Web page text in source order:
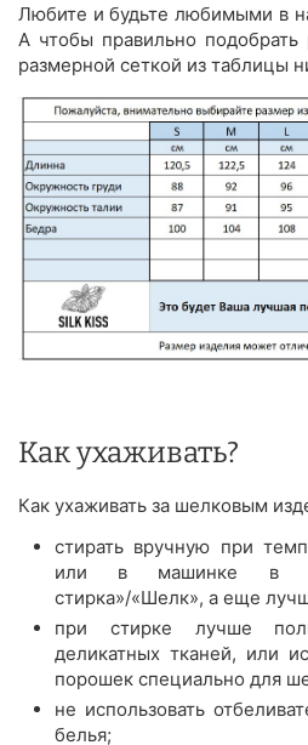
Любите и будьте любимыми в
А чтобы правильно подобрать
размерной сеткой из таблицы
Как ухаживать?
Как ухаживать за шелковым
стирать вручную при
или в машинке в
стирка»/«Шелк», а еще
при стирке лучше
деликатных тканей, или
порошек специально для
не использовать
белья;